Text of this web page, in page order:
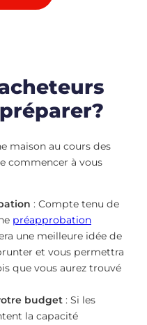
maison au cours des
commencer à vous
: Compte tenu de
préapprobation
une meilleure idée de
et vous permettra
que vous aurez trouvé
budget : Si les
la capacité